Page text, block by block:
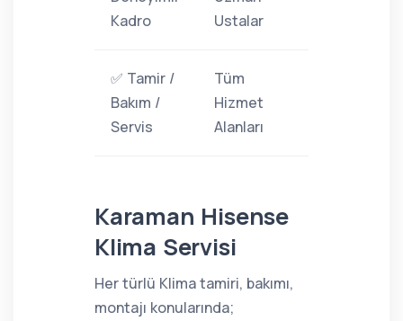
Kadro
Ustalar
✅ Tamir /
Bakım /
Servis
Tüm
Hizmet
Alanları
Karaman Hisense
Klima Servisi
Her türlü Klima tamiri, bakımı,
montajı konularında;